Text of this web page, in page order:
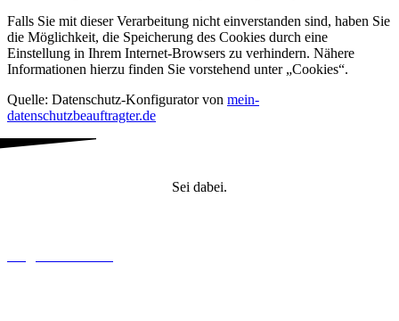
Falls Sie mit dieser Verarbeitung nicht einverstanden sind, haben Sie
die Möglichkeit, die Speicherung des Cookies durch eine
Einstellung in Ihrem Internet-Browsers zu verhindern. Nähere
Informationen hierzu finden Sie vorstehend unter „Cookies“.
Quelle: Datenschutz-Konfigurator von mein-
datenschutzbeauftragter.de
Sei dabei.